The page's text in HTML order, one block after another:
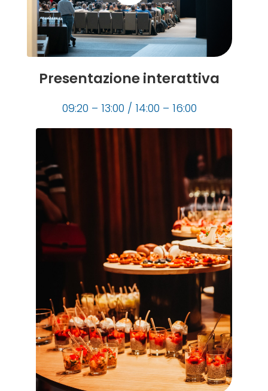
Presentazione interattiva
09:20 – 13:00 / 14:00 – 16:00